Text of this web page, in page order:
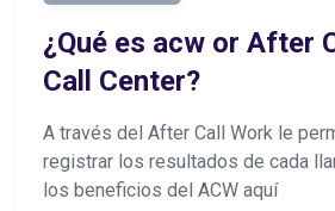
¿Qué es acw or After
Call Center?
A través del After Call Work le
registrar los resultados de cada
los beneficios del ACW aquí